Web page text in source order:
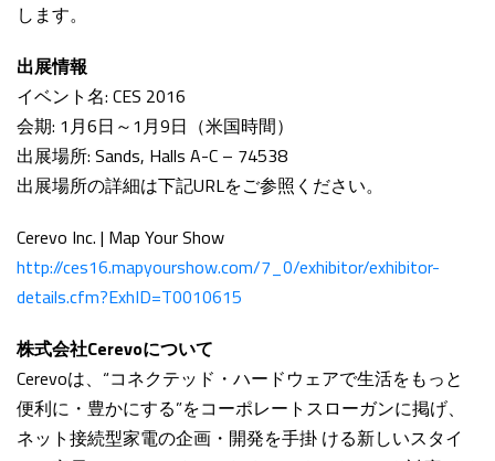
します。
出展情報
イベント名: CES 2016
会期: 1月6日～1月9日（米国時間）
出展場所: Sands, Halls A-C – 74538
出展場所の詳細は下記URLをご参照ください。
Cerevo Inc. | Map Your Show
http://ces16.mapyourshow.com/7_0/exhibitor/exhibitor-
details.cfm?ExhID=T0010615
株式会社Cerevoについて
Cerevoは、“コネクテッド・ハードウェアで生活をもっと
便利に・豊かにする”をコーポレートスローガンに掲げ、
ネット接続型家電の企画・開発を手掛 ける新しいスタイ